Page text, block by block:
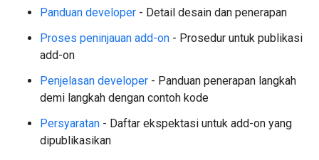
Panduan developer - Detail desain dan penerapan
Proses peninjauan add-on - Prosedur untuk publikasi
add-on
Penjelasan developer - Panduan penerapan langkah
demi langkah dengan contoh kode
Persyaratan - Daftar ekspektasi untuk add-on yang
dipublikasikan